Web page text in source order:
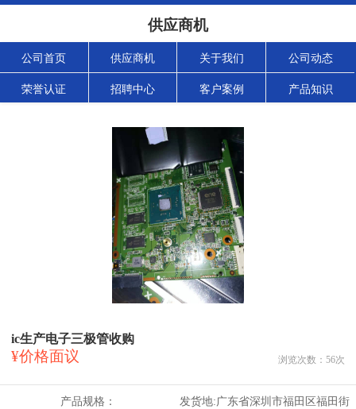
供应商机
公司首页 供应商机 关于我们 公司动态
荣誉认证 招聘中心 客户案例 产品知识
ic生产电子三极管收购
¥价格面议 浏览次数： 56次
产品规格： 发货地:广东省深圳市福田区福田街